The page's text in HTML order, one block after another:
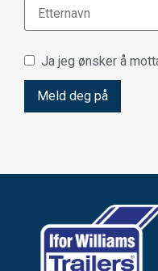
Ja jeg ønsker å